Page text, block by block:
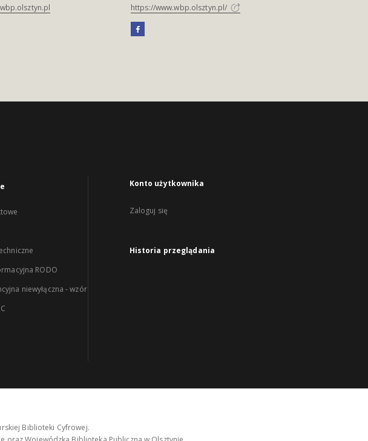
https://www.wbp.olsztyn.pl/
RODO
niewyłączna - wzór
Konto użytkownika
Zaloguj się
Historia przeglądania
Biblioteki Cyfrowej.